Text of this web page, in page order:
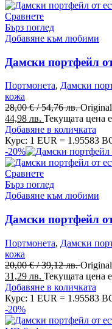
Сравнете
Бърз поглед
Добавяне към любими
Дамски портфейл
Портмонета, Дамски
кожа
28,00€/ 54,76 лв.
44,98 лв. Текущата цена
Добавяне в количката
Курс: 1 EUR = 1.95583
-20%
Сравнете
Бърз поглед
Добавяне към любими
Дамски портфейл
Портмонета, Дамски
кожа
20,00€/ 39,12 лв.
31,29 лв. Текущата цена
Добавяне в количката
Курс: 1 EUR = 1.95583
-20%